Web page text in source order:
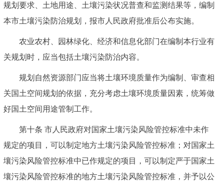
规划要求、土地用途、土壤污染状况普查和监测结果等，编制
本市土壤污染防治规划，报市人民政府批准后公布实施。
农业农村、园林绿化、经济和信息化部门在编制本行业有
关规划时，应当包括土壤污染防治内容。
规划自然资源部门应当将土壤环境质量作为编制、审查相
关国土空间规划的依据，充分考虑土壤环境质量因素，统筹做
好国土空间用途管制工作。
第十条 市人民政府对国家土壤污染风险管控标准中未作
规定的项目，可以制定地方土壤污染风险管控标准；对国家土
壤污染风险管控标准中已作规定的项目，可以制定严于国家土
壤污染风险管控标准的地方土壤污染风险管控标准，并予以公